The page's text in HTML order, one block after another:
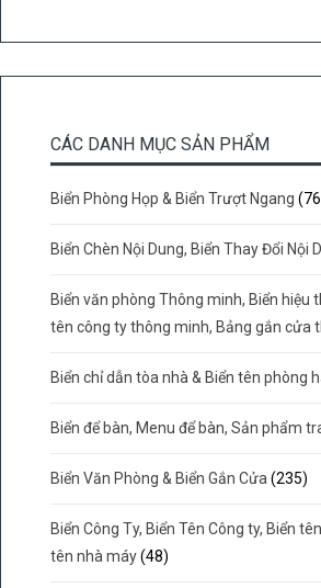
CÁC DANH MỤC SẢN PHẨM
Biển Phòng Họp & Biển Trượt Ngang
Biển Chèn Nội Dung, Biển Thay Đổi Nội
Biển văn phòng Thông minh, Biển hiệu
tên công ty thông minh, Bảng gắn cửa
Biển chỉ dẫn tòa nhà & Biển tên phòng
Biển để bàn, Menu để bàn, Sản phẩm
Biển Văn Phòng & Biển Gắn Cửa (235)
Biển Công Ty, Biển Tên Công ty, Biển
tên nhà máy (48)